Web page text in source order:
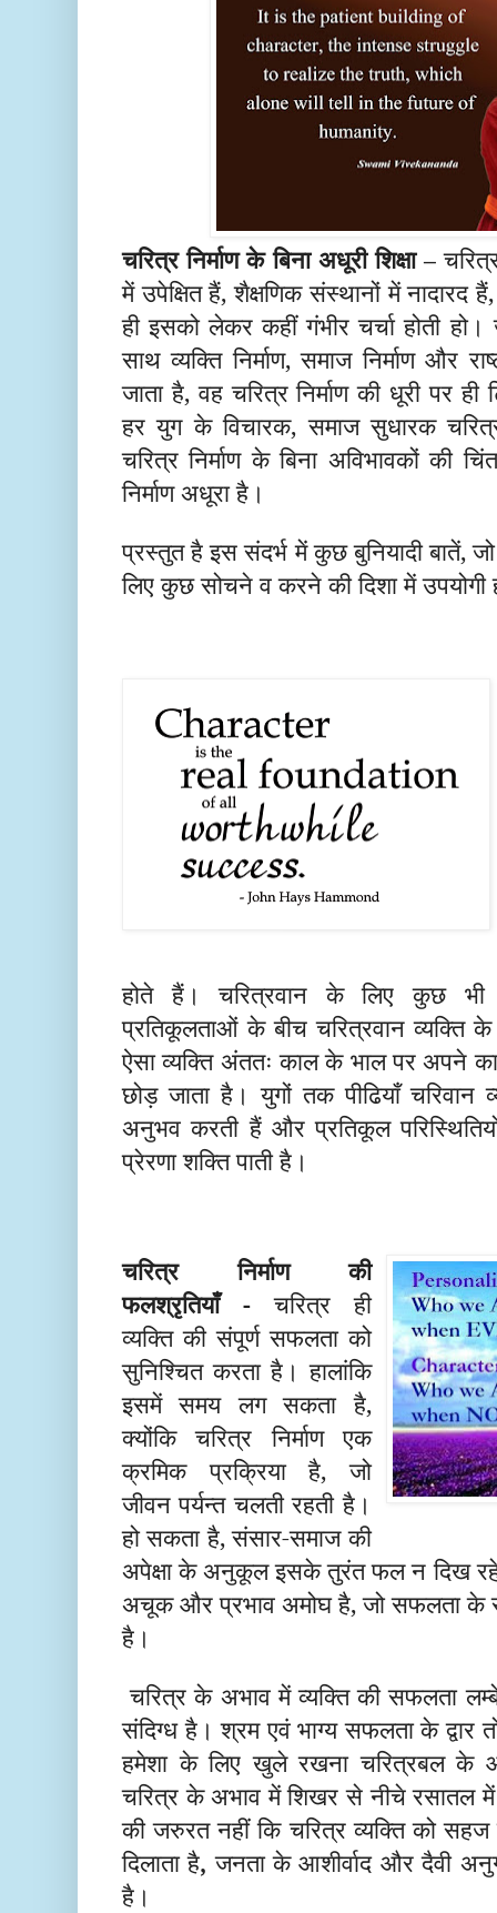
चरित्र निर्माण के बिना अधूरी शिक्षा –
में उपेक्षित हैं, शैक्षणिक संस्थानों में नादारद
ही इसको लेकर कहीं गंभीर चर्चा होती हो।
साथ व्यक्ति निर्माण, समाज निर्माण और
जाता है, वह चरित्र निर्माण की धूरी पर
हर युग के विचारक, समाज सुधारक
चरित्र निर्माण के बिना अविभावकों की
निर्माण अधूरा है।
प्रस्तुत है इस संदर्भ में कुछ बुनियादी बातें,
लिए कुछ सोचने व करने की दिशा में
होते हैं। चरित्रवान के लिए कुछ भी
प्रतिकूलताओं के बीच चरित्रवान व्यक्ति के
ऐसा व्यक्ति अंततः काल के भाल पर अपने
छोड़ जाता है। युगों तक पीढियाँ चरिवान
अनुभव करती हैं और प्रतिकूल
प्रेरणा शक्ति पाती है।
चरित्र निर्माण की
फलश्रृतियाँ -चरित्र ही
व्यक्ति की संपूर्ण सफलता को
सुनिश्चित करता है। हालांकि
इसमें समय लग सकता है,
क्योंकि चरित्र निर्माण एक
क्रमिक प्रक्रिया है, जो
जीवन पर्यन्त चलती रहती है।
हो सकता है, संसार-समाज की
अपेक्षा के अनुकूल इसके तुरंत फल न दिख
अचूक और प्रभाव अमोघ है, जो सफलता के
है।
चरित्र के अभाव में व्यक्ति की सफलता
संदिग्ध है। श्रम एवं भाग्य सफलता के
हमेशा के लिए खुले रखना चरित्रबल के
चरित्र के अभाव में शिखर से नीचे रसातल
की जरुरत नहीं कि चरित्र व्यक्ति को सहज
दिलाताहै, जनताकेआशीर्वाद औरदैवी
है।